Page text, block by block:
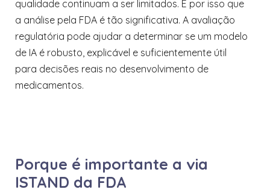
qualidade continuam a ser limitados. É por isso que
a análise pela FDA é tão significativa. A avaliação
regulatória pode ajudar a determinar se um modelo
de IA é robusto, explicável e suficientemente útil
para decisões reais no desenvolvimento de
medicamentos.
Porque é importante a via
ISTAND da FDA